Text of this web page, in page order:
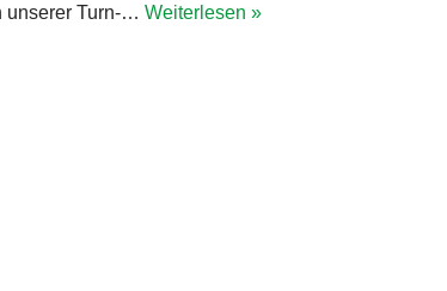
unserer Turn-…Weiterlesen »